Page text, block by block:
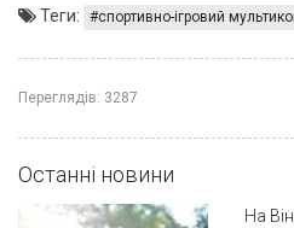
Теги: спортивно-ігровий
Переглядів: 3287
Останні новини
На